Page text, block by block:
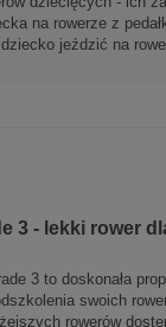
na rowerze z
jeździć na
3 - lekki rower
3 to doskonała
swoich
rowerów